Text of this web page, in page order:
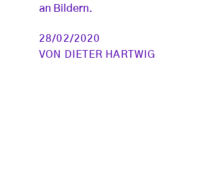
an Bildern.
28/02/2020
VON
DIETER HARTWIG